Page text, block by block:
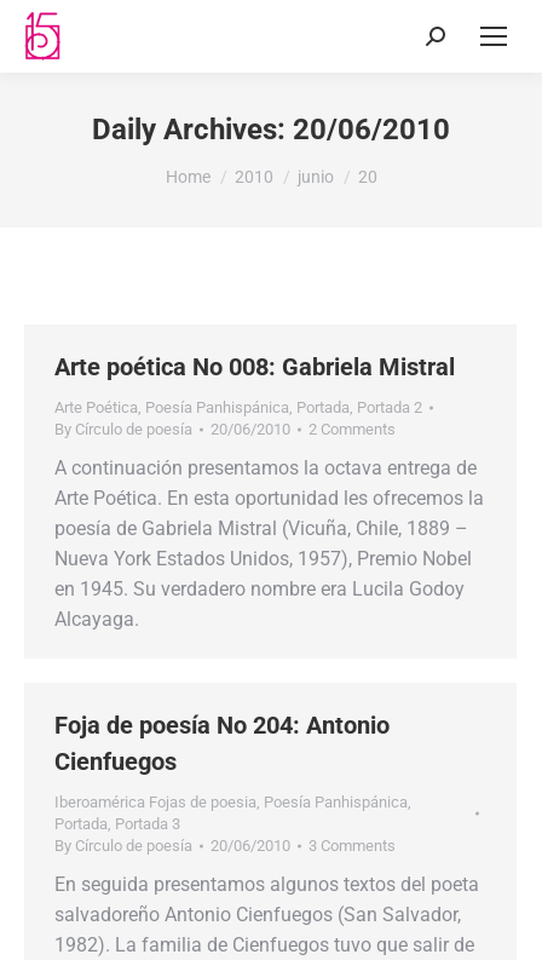
Daily Archives: 20/06/2010
You are here:
Home 2010 junio 20
Arte poética No 008: Gabriela Mistral
Arte Poética, Poesía Panhispánica, Portada, Portada 2
By Círculo de poesía 20/06/2010 2 Comments
A continuación presentamos la octava entrega de
Arte Poética. En esta oportunidad les ofrecemos la
poesía de Gabriela Mistral (Vicuña, Chile, 1889 –
Nueva York Estados Unidos, 1957), Premio Nobel
en 1945. Su verdadero nombre era Lucila Godoy
Alcayaga.
Foja de poesía No 204: Antonio
Cienfuegos
Iberoamérica Fojas de poesia, Poesía Panhispánica,
Portada, Portada 3
By Círculo de poesía 20/06/2010 3 Comments
En seguida presentamos algunos textos del poeta
salvadoreño Antonio Cienfuegos (San Salvador,
1982). La familia de Cienfuegos tuvo que salir de